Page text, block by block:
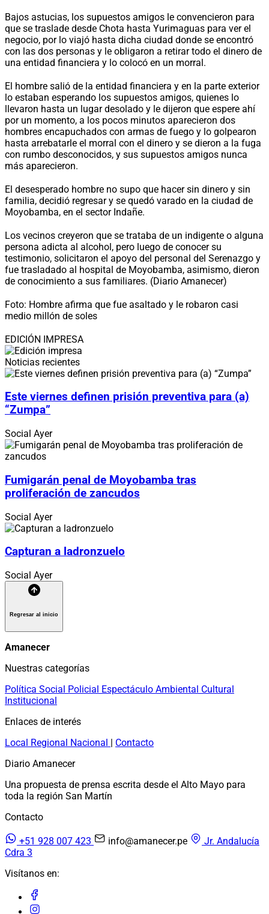
Bajos astucias, los supuestos amigos le convencieron para
que se traslade desde Chota hasta Yurimaguas para ver el
negocio, por lo viajó hasta dicha ciudad donde se encontró
con las dos personas y le obligaron a retirar todo el dinero de
una entidad financiera y lo colocó en un morral.
El hombre salió de la entidad financiera y en la parte exterior
lo estaban esperando los supuestos amigos, quienes lo
llevaron hasta un lugar desolado y le dijeron que espere ahí
por un momento, a los pocos minutos aparecieron dos
hombres encapuchados con armas de fuego y lo golpearon
hasta arrebatarle el morral con el dinero y se dieron a la fuga
con rumbo desconocidos, y sus supuestos amigos nunca
más aparecieron.
El desesperado hombre no supo que hacer sin dinero y sin
familia, decidió regresar y se quedó varado en la ciudad de
Moyobamba, en el sector Indañe.
Los vecinos creyeron que se trataba de un indigente o alguna
persona adicta al alcohol, pero luego de conocer su
testimonio, solicitaron el apoyo del personal del Serenazgo y
fue trasladado al hospital de Moyobamba, asimismo, dieron
de conocimiento a sus familiares. (Diario Amanecer)
Foto: Hombre afirma que fue asaltado y le robaron casi
medio millón de soles
EDICIÓN IMPRESA
Noticias recientes
Este viernes definen prisión preventiva para (a)
“Zumpa”
Social Ayer
Fumigarán penal de Moyobamba tras
proliferación de zancudos
Social Ayer
Capturan a ladronzuelo
Social Ayer
Regresar al inicio
Amanecer
Nuestras categorías
Política Social Policial Espectáculo Ambiental Cultural
Institucional
Enlaces de interés
Local Regional Nacional | Contacto
Diario Amanecer
Una propuesta de prensa escrita desde el Alto Mayo para
toda la región San Martín
Contacto
+51 928 007 423 info@amanecer.pe
Jr. Andalucía
Cdra 3
Visítanos en: